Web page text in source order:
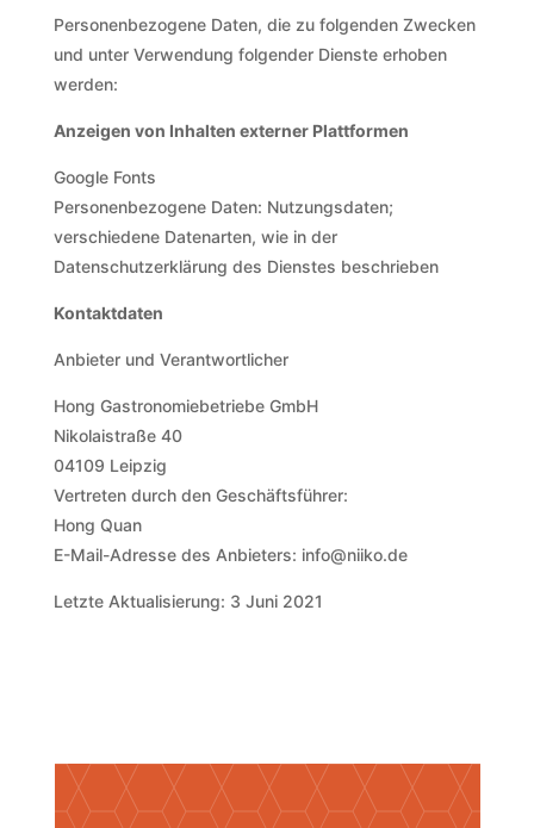
Personenbezogene Daten, die zu folgenden Zwecken
und unter Verwendung folgender Dienste erhoben
werden:
Anzeigen von Inhalten externer Plattformen
Google Fonts
Personenbezogene Daten: Nutzungsdaten;
verschiedene Datenarten, wie in der
Datenschutzerklärung des Dienstes beschrieben
Kontaktdaten
Anbieter und Verantwortlicher
Hong Gastronomiebetriebe GmbH
Nikolaistraße 40
04109 Leipzig
Vertreten durch den Geschäftsführer:
Hong Quan
E-Mail-Adresse des Anbieters: info@niiko.de
Letzte Aktualisierung: 3 Juni 2021